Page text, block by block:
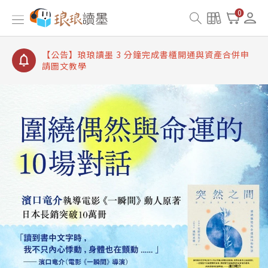
0
【公告】琅琅讀墨書櫃開通常見問題
【公告】琅琅讀墨 3 分鐘完成書櫃開通與資產合併申
【公告】琅琅書店服務升級重要說明及資產合併結果
查詢
【公告】琅琅讀墨數位閱讀資產合併與書櫃開通申請